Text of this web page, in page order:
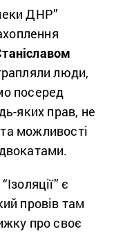
ДНР”
люди,
посеред
яких прав, не
можливості
є
провів там
про своє